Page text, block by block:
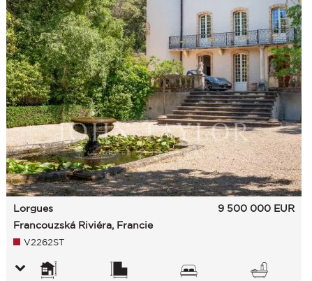
Lorgues
Francouzská Riviéra, Francie
9 500 000 EUR
V2262ST